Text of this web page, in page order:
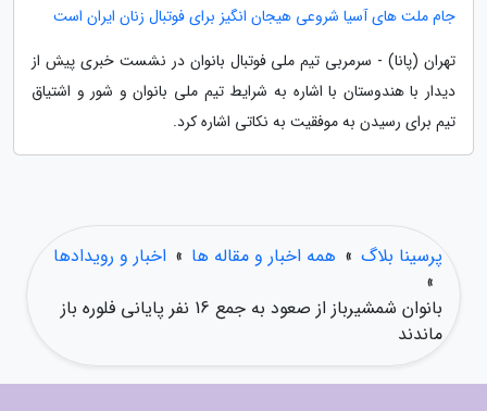
جام ملت های آسیا شروعی هیجان انگیز برای فوتبال زنان ایران است
تهران (پانا) - سرمربی تیم ملی فوتبال بانوان در نشست خبری پیش از
دیدار با هندوستان با اشاره به شرایط تیم ملی بانوان و شور و اشتیاق
تیم برای رسیدن به موفقیت به نکاتی اشاره کرد.
پرسینا بلاگ » همه اخبار و مقاله ها » اخبار و رویدادها
»
بانوان شمشیرباز از صعود به جمع 16 نفر پایانی فلوره باز
ماندند